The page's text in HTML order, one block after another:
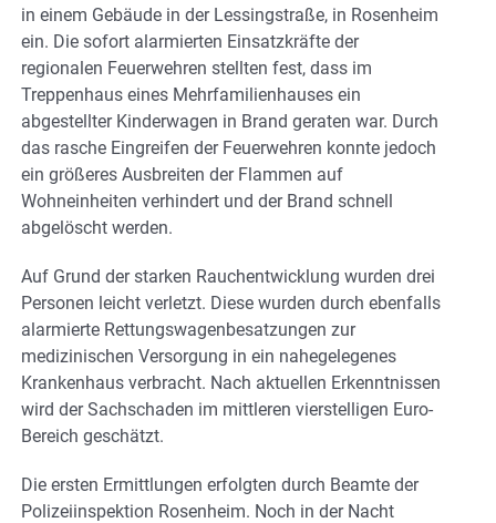
in einem Gebäude in der Lessingstraße, in Rosenheim
ein. Die sofort alarmierten Einsatzkräfte der
regionalen Feuerwehren stellten fest, dass im
Treppenhaus eines Mehrfamilienhauses ein
abgestellter Kinderwagen in Brand geraten war. Durch
das rasche Eingreifen der Feuerwehren konnte jedoch
ein größeres Ausbreiten der Flammen auf
Wohneinheiten verhindert und der Brand schnell
abgelöscht werden.
Auf Grund der starken Rauchentwicklung wurden drei
Personen leicht verletzt. Diese wurden durch ebenfalls
alarmierte Rettungswagenbesatzungen zur
medizinischen Versorgung in ein nahegelegenes
Krankenhaus verbracht. Nach aktuellen Erkenntnissen
wird der Sachschaden im mittleren vierstelligen Euro-
Bereich geschätzt.
Die ersten Ermittlungen erfolgten durch Beamte der
Polizeiinspektion Rosenheim. Noch in der Nacht